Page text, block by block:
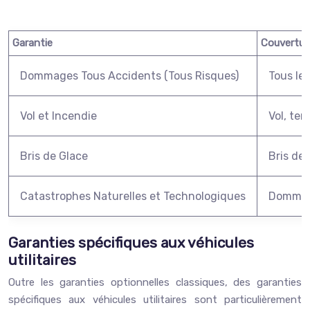
Garantie
Dommages Tous Accidents (Tous Risques) Tous
Vol et Incendie Vol,
Bris de Glace Bris de
Catastrophes Naturelles et Technologiques
Garanties spécifiques aux véhicules
utilitaires
Outre les garanties optionnelles classiques, des garanties
spécifiques aux véhicules utilitaires sont particulièrement